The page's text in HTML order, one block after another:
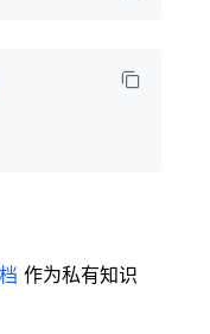
作为私有知识